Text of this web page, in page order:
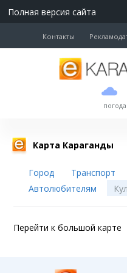
Полная версия сайта
Контакты
погода
USD
EUR
Карта Караганды
Город Транспорт
Автолюбителям
Перейти к большой карте